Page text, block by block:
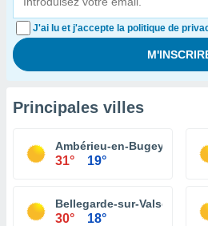
J'ai lu et j'accepte la politique de
Principales villes
Ambérieu-en-Bugey
31° 19°
Bellegarde-sur-Valserine
30° 18°